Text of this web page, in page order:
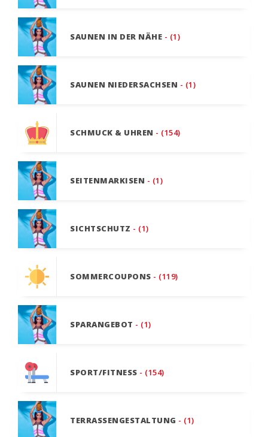
SAUNEN IN DER NÄHE - (1)
SAUNEN NIEDERSACHSEN - (1)
SCHMUCK & UHREN - (154)
SEITENMARKISEN - (1)
SICHTSCHUTZ - (1)
SOMMERCOUPONS - (119)
SPARANGEBOT - (1)
SPORT/FITNESS - (154)
TERRASSENGESTALTUNG - (1)